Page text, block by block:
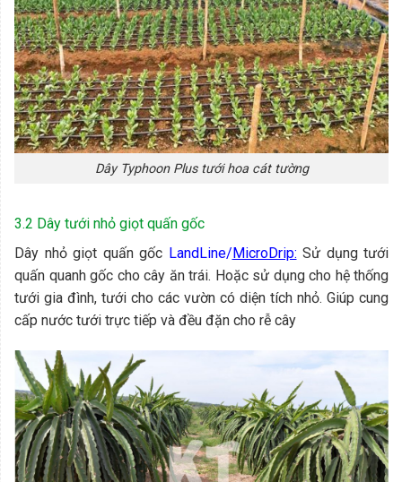
Dây Typhoon Plus tưới hoa cát tường
3.2 Dây tưới nhỏ giọt quấn gốc
Dây nhỏ giọt quấn gốc LandLine/ MicroDrip: Sử dụng tưới
quấn quanh gốc cho cây ăn trái. Hoặc sử dụng cho hệ thống
tưới gia đình, tưới cho các vườn có diện tích nhỏ. Giúp cung
cấp nước tưới trực tiếp và đều đặn cho rễ cây